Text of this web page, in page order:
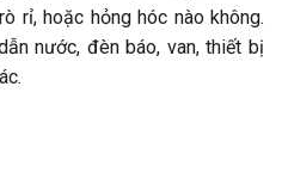
rỉ, hoặc hỏng hóc nào không.
nước, đèn báo, van, thiết bị